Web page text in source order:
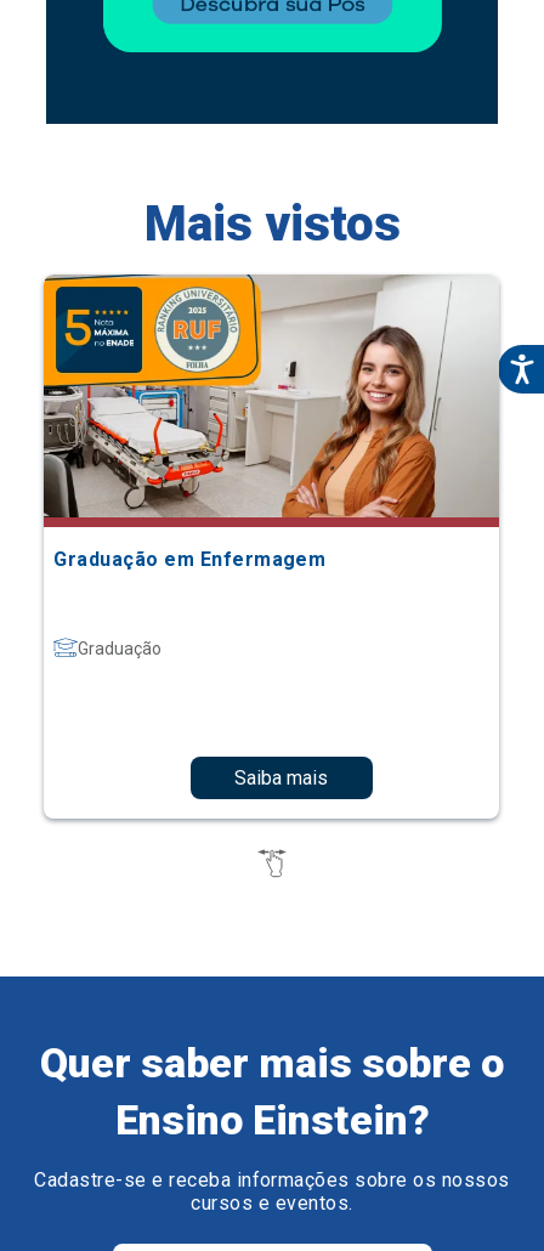
Mais vistos
Graduação em Enfermagem
Graduação
Saiba mais
Quer saber mais sobre o
Ensino Einstein?
Cadastre-se e receba informações sobre os nossos
cursos e eventos.